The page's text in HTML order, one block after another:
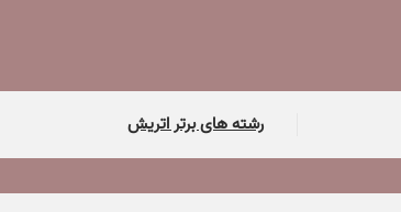
رشته های برتر اتریش